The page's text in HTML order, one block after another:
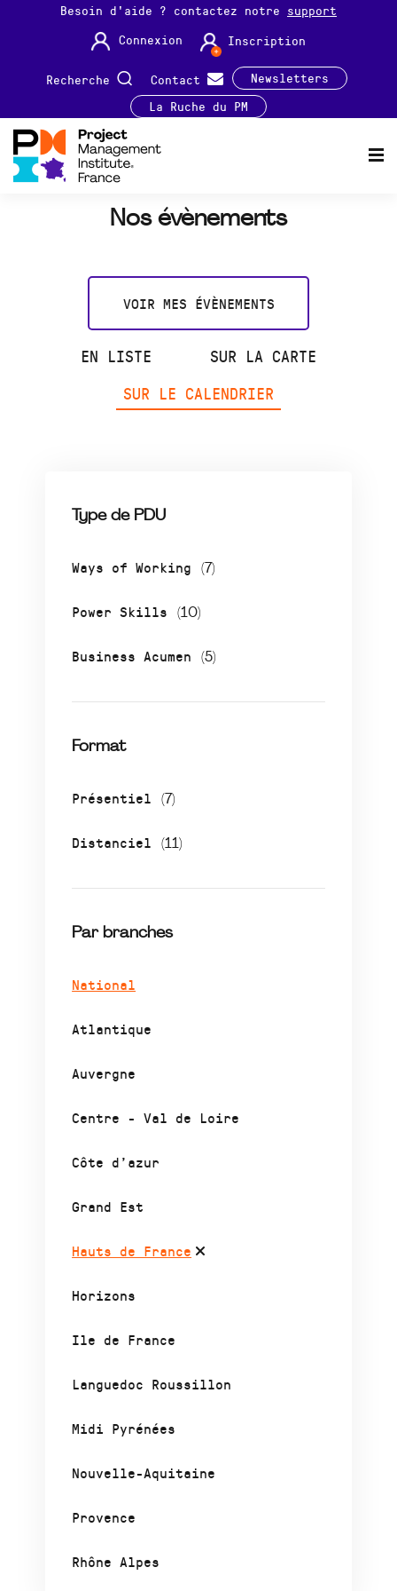
Besoin d'aide ? contactez notre support
Connexion
Inscription
Recherche Contact
Newsletters
La Ruche du PM
Nos évènements
VOIR MES ÉVÈNEMENTS
EN LISTE
SUR LA CARTE
SUR LE CALENDRIER
Type de PDU
Ways of Working (7)
Power Skills (10)
Business Acumen (5)
Format
Présentiel (7)
Distanciel (11)
Par branches
National
Atlantique
Auvergne
Centre - Val de Loire
Côte d’azur
Grand Est
Hauts de France
Horizons
Ile de France
Languedoc Roussillon
Midi Pyrénées
Nouvelle-Aquitaine
Provence
Rhône Alpes